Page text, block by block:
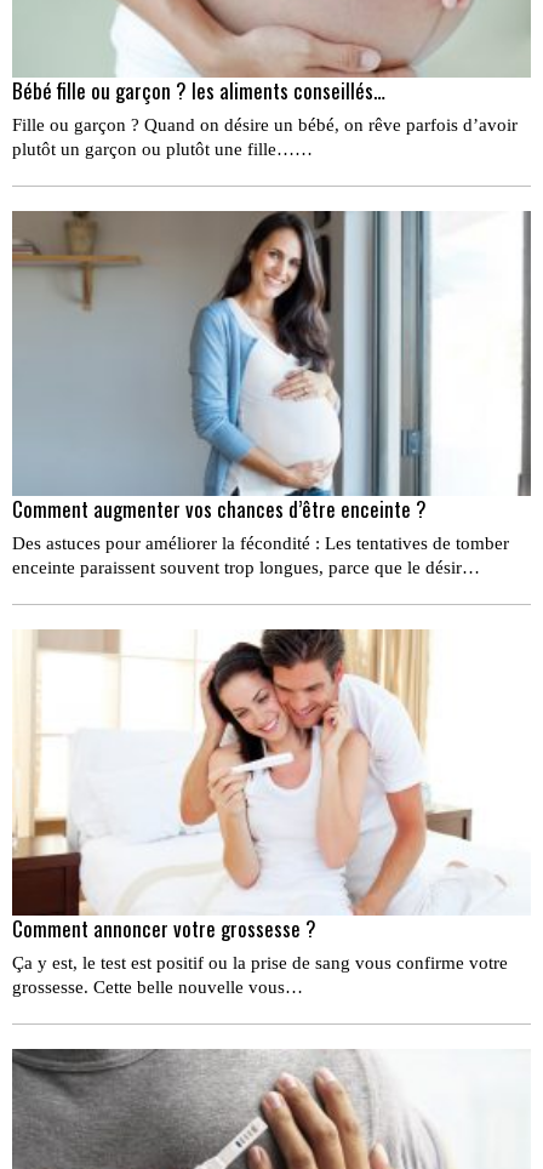
Bébé fille ou garçon ? les aliments conseillés…
Fille ou garçon ? Quand on désire un bébé, on rêve parfois d’avoir
plutôt un garçon ou plutôt une fille……
Comment augmenter vos chances d’être enceinte ?
Des astuces pour améliorer la fécondité : Les tentatives de tomber
enceinte paraissent souvent trop longues, parce que le désir…
Comment annoncer votre grossesse ?
Ça y est, le test est positif ou la prise de sang vous confirme votre
grossesse. Cette belle nouvelle vous…